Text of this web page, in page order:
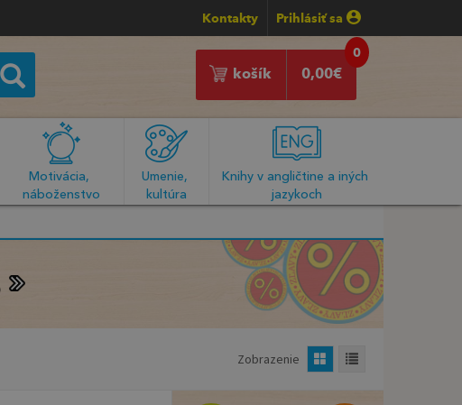
Kontakty Prihlásiť sa
0
0,00€
košík
Motivácia,
náboženstvo
Umenie,
kultúra
Knihy v angličtine a iných
jazykoch
Zobrazenie